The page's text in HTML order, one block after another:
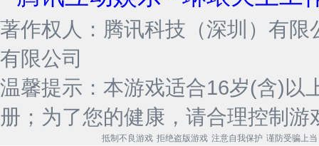
著作权人：腾讯科技（深圳）有
有限公司
温馨提示：本游戏适合16岁(含)以
册；为了您的健康，请合理控制游
抵制不良游戏 拒绝盗版游戏 注意自我保护 谨防受骗上当